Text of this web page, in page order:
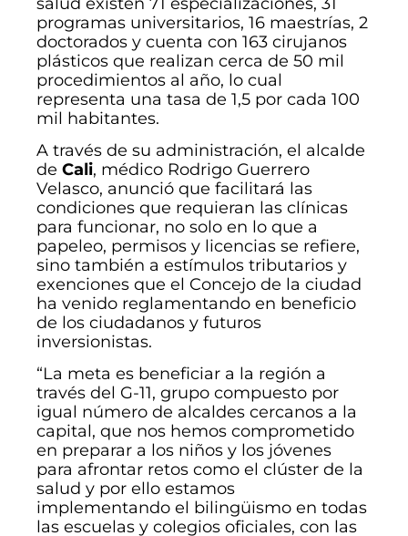
programas universitarios, 16 maestrías, 2
doctorados y cuenta con 163 cirujanos
plásticos que realizan cerca de 50 mil
procedimientos al año, lo cual
representa una tasa de 1,5 por cada 100
mil habitantes.
A través de su administración, el alcalde
de Cali, médico Rodrigo Guerrero
Velasco, anunció que facilitará las
condiciones que requieran las clínicas
para funcionar, no solo en lo que a
papeleo, permisos y licencias se refiere,
sino también a estímulos tributarios y
exenciones que el Concejo de la ciudad
ha venido reglamentando en beneficio
de los ciudadanos y futuros
inversionistas.
“La meta es beneficiar a la región a
través del G-11, grupo compuesto por
igual número de alcaldes cercanos a la
capital, que nos hemos comprometido
en preparar a los niños y los jóvenes
para afrontar retos como el clúster de la
salud y por ello estamos
implementando el bilingüismo en todas
las escuelas y colegios oficiales, con las